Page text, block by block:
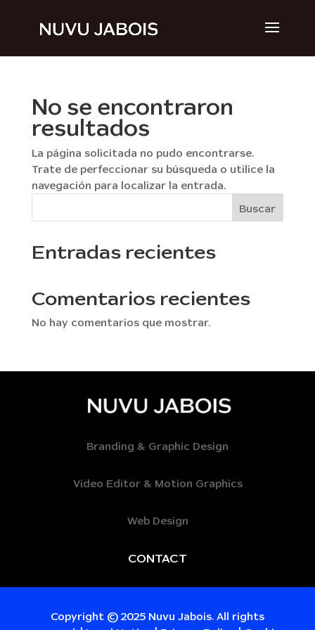
No se encontraron
resultados
La página solicitada no pudo encontrarse.
Trate de perfeccionar su búsqueda o utilice la
navegación para localizar la entrada.
Buscar
Entradas recientes
Comentarios recientes
No hay comentarios que mostrar.
Branding & Graphic Design
Video Editor & Motion Graphics
Web Design
CONTACT
Copyright © 2025 Nuvu Jabois. All rights